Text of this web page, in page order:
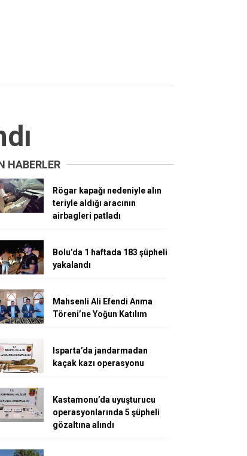
HABERLER
Rögar kapağı nedeniyle alın
teriyle aldığı aracının
airbagleri patladı
Bolu’da 1 haftada 183 şüpheli
yakalandı
Mahsenli Ali Efendi Anma
Töreni’ne Yoğun Katılım
Isparta’da jandarmadan
kaçak kazı operasyonu
Kastamonu’da uyuşturucu
operasyonlarında 5 şüpheli
gözaltına alındı